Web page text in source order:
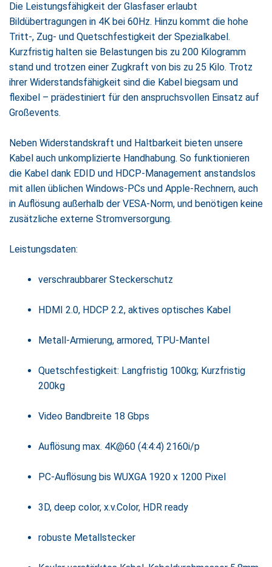
Die Leistungsfähigkeit der Glasfaser erlaubt
Bildübertragungen in 4K bei 60Hz. Hinzu kommt die hohe
Tritt-, Zug- und Quetschfestigkeit der Spezialkabel.
Kurzfristig halten sie Belastungen bis zu 200 Kilogramm
stand und trotzen einer Zugkraft von bis zu 25 Kilo. Trotz
ihrer Widerstandsfähigkeit sind die Kabel biegsam und
flexibel – prädestiniert für den anspruchsvollen Einsatz auf
Großevents.
Neben Widerstandskraft und Haltbarkeit bieten unsere
Kabel auch unkomplizierte Handhabung. So funktionieren
die Kabel dank EDID und HDCP-Management anstandslos
mit allen üblichen Windows-PCs und Apple-Rechnern, auch
in Auflösung außerhalb der VESA-Norm, und benötigen keine
zusätzliche externe Stromversorgung.
Leistungsdaten:
verschraubbarer Steckerschutz
HDMI 2.0, HDCP 2.2, aktives optisches Kabel
Metall-Armierung, armored, TPU-Mantel
Quetschfestigkeit: Langfristig 100kg; Kurzfristig
200kg
Video Bandbreite 18 Gbps
Auflösung max. 4K@60 (4:4:4) 2160i/p
PC-Auflösung bis WUXGA 1920 x 1200 Pixel
3D, deep color, x.v.Color, HDR ready
robuste Metallstecker